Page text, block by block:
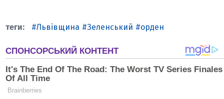
Львівщина Зеленський орден